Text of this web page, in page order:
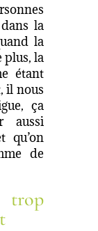
la
la
plus, la
étant
il nous
ça
aussi
qu’on
de